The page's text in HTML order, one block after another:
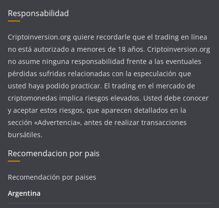
Responsabilidad
Criptoinversion.org quiere recordarle que el trading en línea
no está autorizado a menores de 18 años. Criptoinversion.org
no asume ninguna responsabilidad frente a las eventuales
pérdidas sufridas relacionadas con la especulación que
usted haya podido practicar. El trading en el mercado de
criptomonedas implica riesgos elevados. Usted debe conocer
y aceptar estos riesgos, que aparecen detallados en la
sección «Advertencia», antes de realizar transacciones
bursátiles.
Recomendacion por pais
Recomendación por paises
Argentina